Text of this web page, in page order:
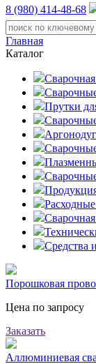
8 (980) 414-48-68
Главная
Каталог
Прутки
Средства
Порошковая
Цена по запросу
Заказать
Аллюминиевая